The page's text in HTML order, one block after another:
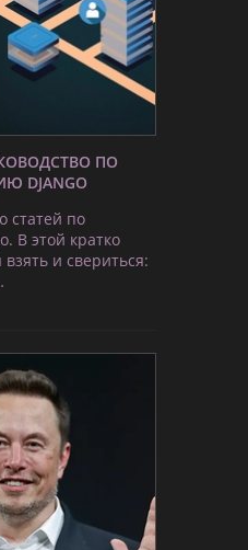
ПО
DJANGO
статей по
В этой кратко
и свериться: